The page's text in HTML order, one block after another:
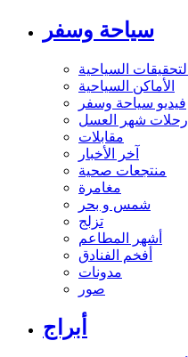
سياحة وسفر
التحقيقات السياحية
الأماكن السياحية
فيديو سياحة وسفر
رحلات شهر العسل
مقابلات
آخر الأخبار
منتجعات صحية
مغامرة
شمس و بحر
تزلج
أشهر المطاعم
أفخم الفنادق
مدونات
صور
أبراج